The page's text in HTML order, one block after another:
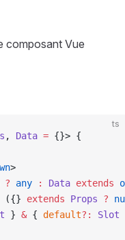
composant Vue
ts
, Data = {}> {
>
? any : Data extends
({} extends Props ?
} & { default? : Slot